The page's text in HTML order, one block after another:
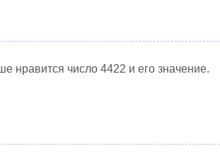
нравится число 4422 и его значение.